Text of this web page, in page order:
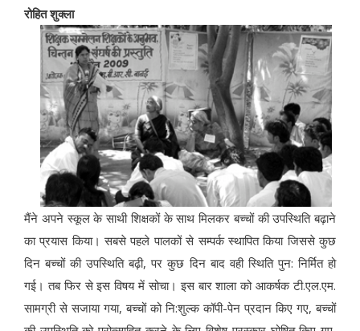
रोहित शुक्ला
मैंने अपने स्कूल के साथी शिक्षकों के साथ मिलकर बच्चों की उपस्थिति बढ़ाने
का प्रयास किया। सबसे पहले पालकों से सम्पर्क स्थापित किया जिससे कुछ
दिन बच्चों की उपस्थिति बढ़ी, पर कुछ दिन बाद वही स्थिति पुन: निर्मित हो
गई। तब फिर से इस विषय में सोचा। इस बार शाला को आकर्षक टी.एल.एम.
सामग्री से सजाया गया, बच्चों को नि:शुल्क कॉपी-पेन प्रदान किए गए, बच्चों